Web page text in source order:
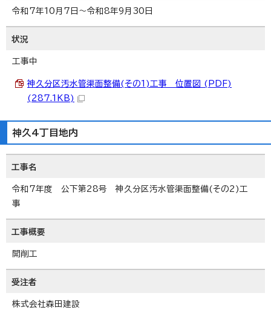
令和7年10月7日～令和8年9月30日
状況
工事中
神久分区汚水管渠面整備(その1)工事 位置図 (PDF)
(287.1KB)
神久4丁目地内
工事名
令和7年度 公下第28号 神久分区汚水管渠面整備(その2)工
事
工事概要
開削工
受注者
株式会社森田建設